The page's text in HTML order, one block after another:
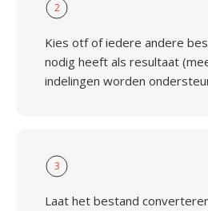
2
Kies otf of iedere andere
nodig heeft als resultaat
indelingen worden
3
Laat het bestand